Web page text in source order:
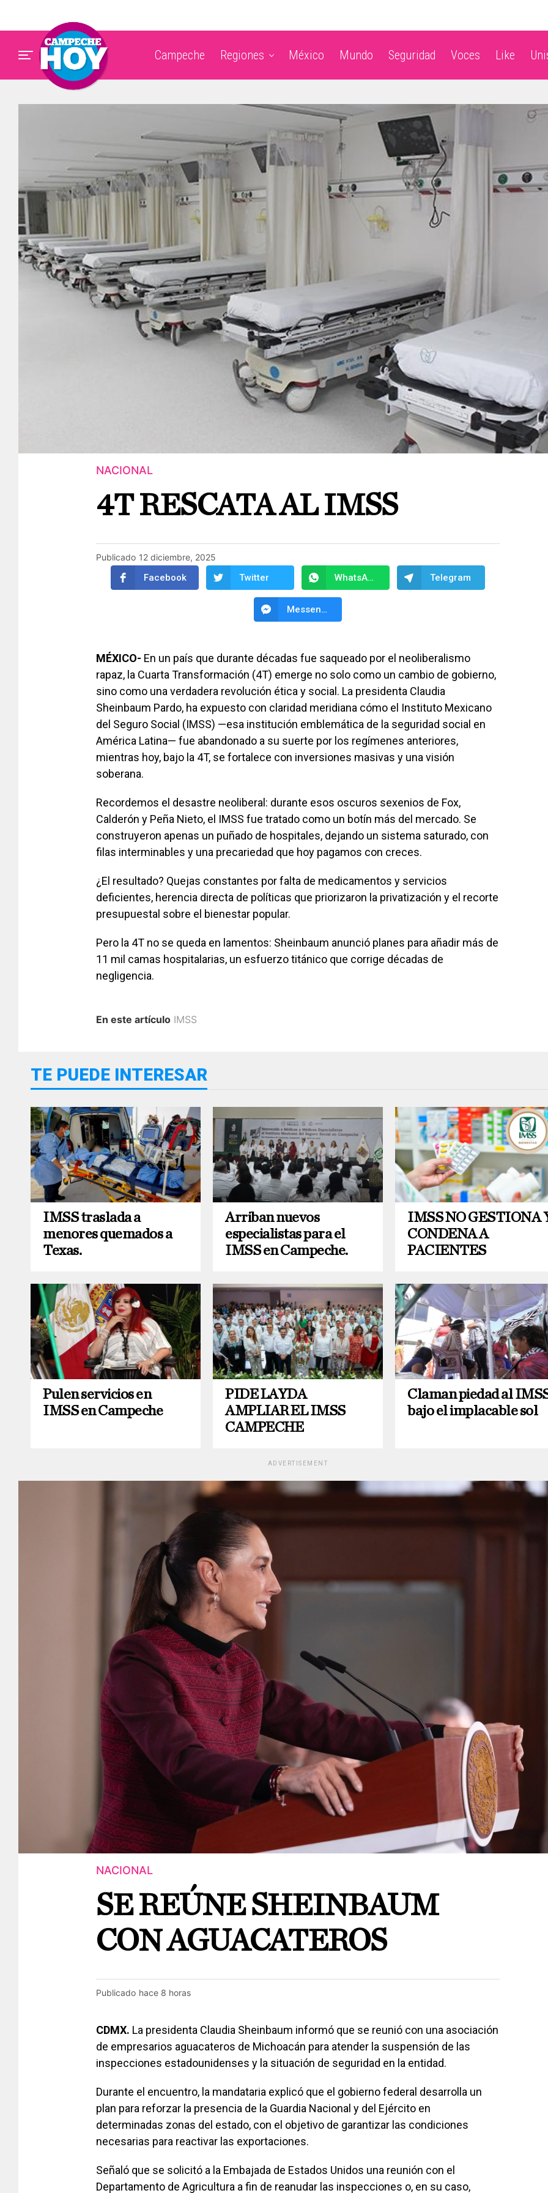
Campeche Regiones México Mundo Seguridad Voces Like
NACIONAL
4T RESCATA AL IMSS
Publicado 12 diciembre, 2025
Facebook Twitter WhatsApp Telegram
Messenger
MÉXICO- En un país que durante décadas fue saqueado por el neoliberalismo
rapaz, la Cuarta Transformación (4T) emerge no solo como un cambio de gobierno,
sino como una verdadera revolución ética y social. La presidenta Claudia
Sheinbaum Pardo, ha expuesto con claridad meridiana cómo el Instituto Mexicano
del Seguro Social (IMSS) —esa institución emblemática de la seguridad social en
América Latina— fue abandonado a su suerte por los regímenes anteriores,
mientras hoy, bajo la 4T, se fortalece con inversiones masivas y una visión
soberana.
Recordemos el desastre neoliberal: durante esos oscuros sexenios de Fox,
Calderón y Peña Nieto, el IMSS fue tratado como un botín más del mercado. Se
construyeron apenas un puñado de hospitales, dejando un sistema saturado, con
filas interminables y una precariedad que hoy pagamos con creces.
¿El resultado? Quejas constantes por falta de medicamentos y servicios
deficientes, herencia directa de políticas que priorizaron la privatización y el recorte
presupuestal sobre el bienestar popular.
Pero la 4T no se queda en lamentos: Sheinbaum anunció planes para añadir más de
11 mil camas hospitalarias, un esfuerzo titánico que corrige décadas de
negligencia.
En este artículo IMSS
TE PUEDE INTERESAR
IMSS traslada a
menores quemados a
Texas.
Arriban nuevos
especialistas para el
IMSS en Campeche.
IMSS NO GESTIONA
CONDENA A
PACIENTES
Pulen servicios en
IMSS en Campeche
PIDE LAYDA
AMPLIAR EL IMSS
CAMPECHE
Claman piedad al
bajo el implacable sol
ADVERTISEMENT
NACIONAL
SE REÚNE SHEINBAUM
CON AGUACATEROS
Publicado hace 8 horas
CDMX. La presidenta Claudia Sheinbaum informó que se reunió con una asociación
de empresarios aguacateros de Michoacán para atender la suspensión de las
inspecciones estadounidenses y la situación de seguridad en la entidad.
Durante el encuentro, la mandataria explicó que el gobierno federal desarrolla un
plan para reforzar la presencia de la Guardia Nacional y del Ejército en
determinadas zonas del estado, con el objetivo de garantizar las condiciones
necesarias para reactivar las exportaciones.
Señaló que se solicitó a la Embajada de Estados Unidos una reunión con el
Departamento de Agricultura a fin de reanudar las inspecciones o, en su caso,